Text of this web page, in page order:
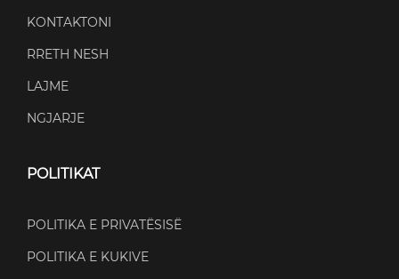
KONTAKTONI
RRETH NESH
LAJME
NGJARJE
POLITIKAT
POLITIKA E PRIVATËSISË
POLITIKA E KUKIVE